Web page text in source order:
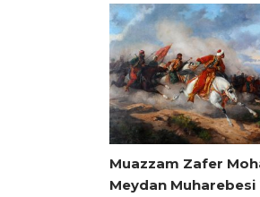
Muazzam Zafer
Meydan Muharebesi